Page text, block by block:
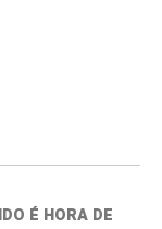
É HORA DE